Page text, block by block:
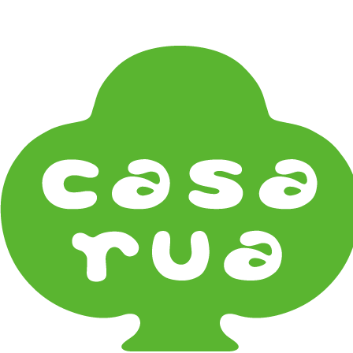
《作家・工芸》Crafts
その他工芸 e.t.c
由布院 竹聲館 Chikuseikan
宮本工芸 Miyamoto Kogei
目細八郎兵衛商店 Meboso
《器タイプ》Tableware Type
碗・椀・丼 Bowls
鉢・小鉢 Small Bowls